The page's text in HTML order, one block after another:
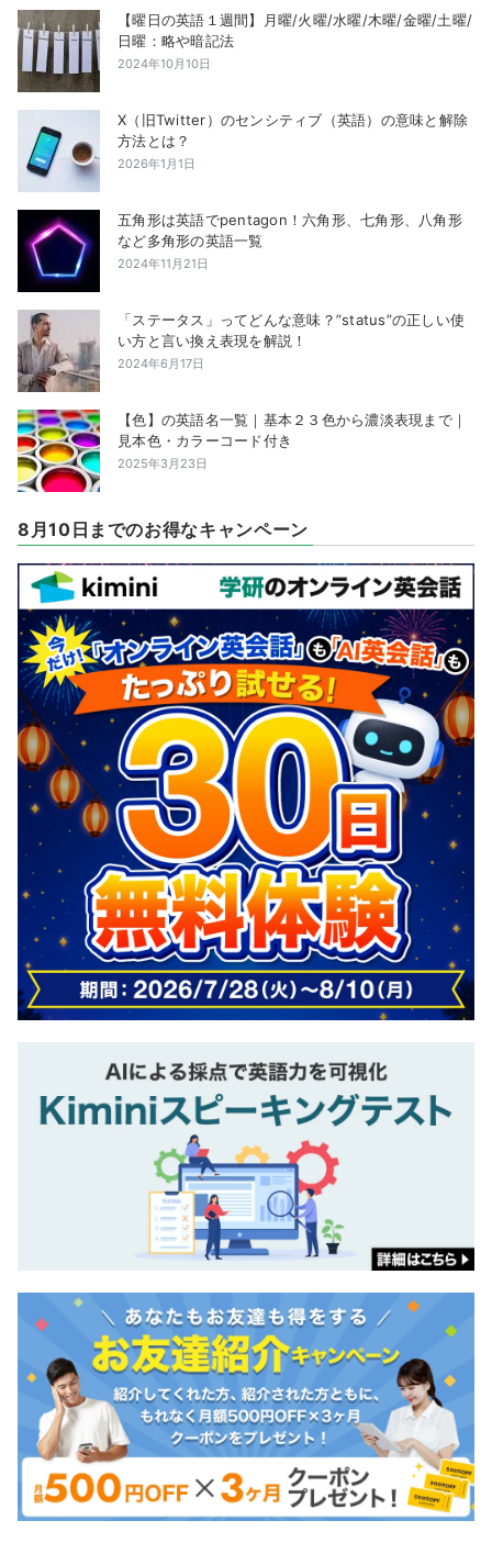
【曜日の英語１週間】月曜/火曜/水曜/木曜/金曜/土曜/
日曜：略や暗記法
2024年10月10日
X（旧Twitter）のセンシティブ（英語）の意味と解除
方法とは？
2026年1月1日
五角形は英語でpentagon！六角形、七角形、八角形
など多角形の英語一覧
2024年11月21日
「ステータス」ってどんな意味？”status”の正しい使
い方と言い換え表現を解説！
2024年6月17日
【色】の英語名一覧｜基本２３色から濃淡表現まで｜
見本色・カラーコード付き
2025年3月23日
8月10日までのお得なキャンペーン